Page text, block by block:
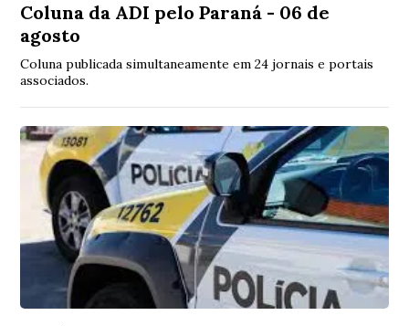
Coluna da ADI pelo Paraná - 06 de
agosto
Coluna publicada simultaneamente em 24 jornais e portais
associados.